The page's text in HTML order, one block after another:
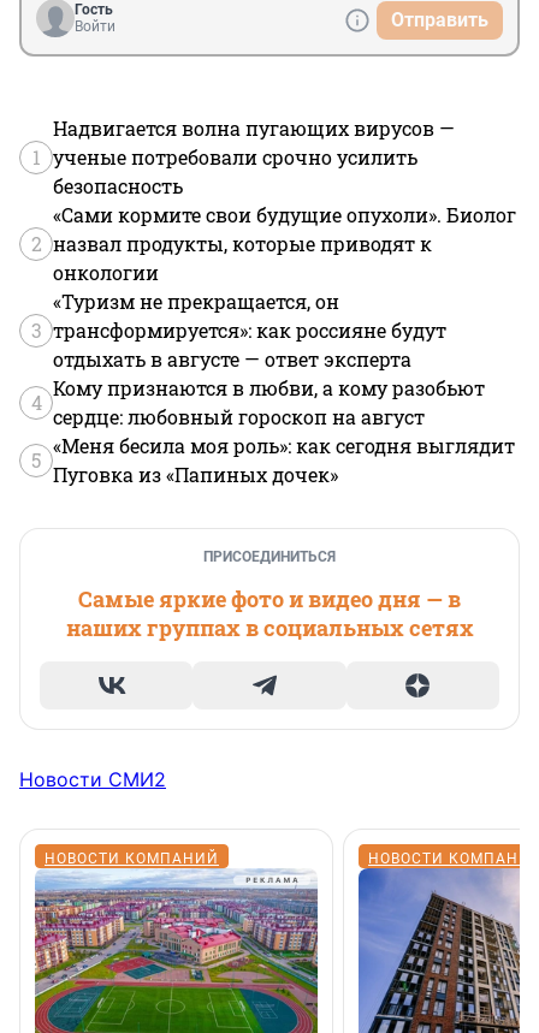
Гость
Войти
Отправить
1
Надвигается волна пугающих вирусов —
ученые потребовали срочно усилить
безопасность
2
«Сами кормите свои будущие опухоли». Биолог
назвал продукты, которые приводят к
онкологии
3
«Туризм не прекращается, он
трансформируется»: как россияне будут
отдыхать в августе — ответ эксперта
4
Кому признаются в любви, а кому разобьют
сердце: любовный гороскоп на август
5
«Меня бесила моя роль»: как сегодня выглядит
Пуговка из «Папиных дочек»
ПРИСОЕДИНИТЬСЯ
Самые яркие фото и видео дня — в
наших группах в социальных сетях
Новости СМИ2
НОВОСТИ КОМПАНИЙ НОВОСТИ